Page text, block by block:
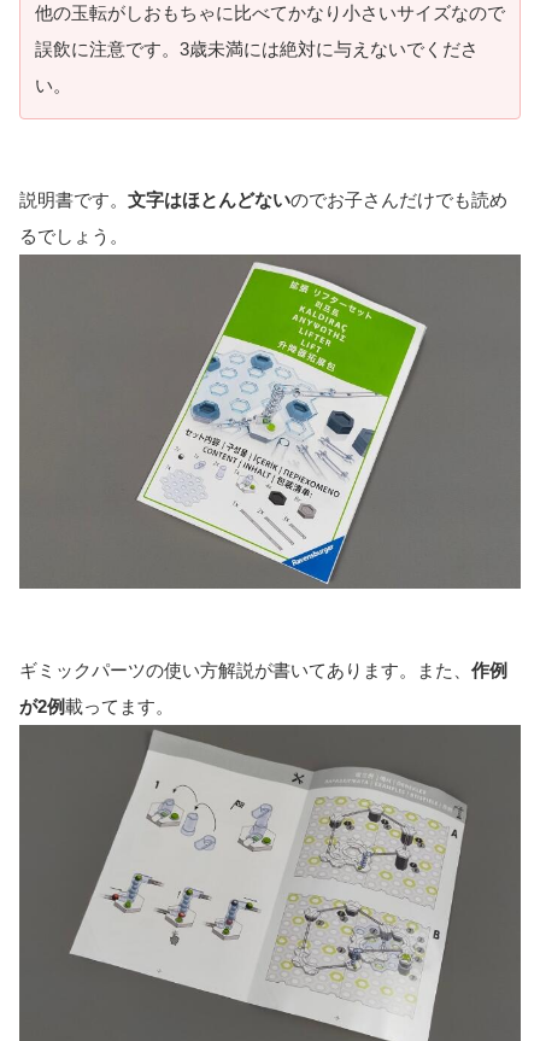
他の玉転がしおもちゃに比べてかなり小さいサイズなので
誤飲に注意です。3歳未満には絶対に与えないでくださ
い。
説明書です。 文字はほとんどないのでお子さんだけでも読め
るでしょう。
ギミックパーツの使い方解説が書いてあります。また、 作例
が2例載ってます。